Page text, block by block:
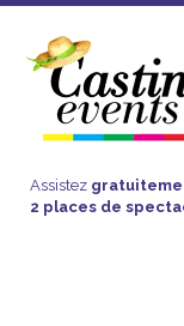
Assistez
2 places de